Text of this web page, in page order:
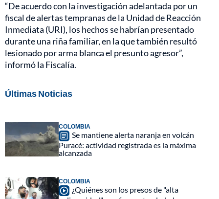
“De acuerdo con la investigación adelantada por un
fiscal de alertas tempranas de la Unidad de Reacción
Inmediata (URI), los hechos se habrían presentado
durante una riña familiar, en la que también resultó
lesionado por arma blanca el presunto agresor”,
informó la Fiscalía.
Últimas Noticias
COLOMBIA
Se mantiene alerta naranja en volcán
Puracé: actividad registrada es la máxima
alcanzada
COLOMBIA
¿Quiénes son los presos de "alta